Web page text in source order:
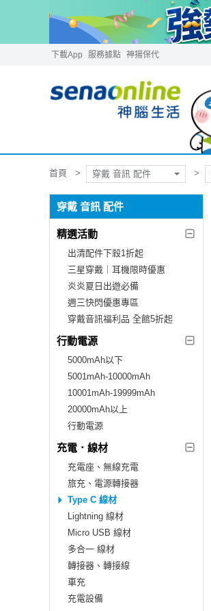
下載App 服務據點 神揚保代
首頁 穿戴 音訊 配件
穿戴 音訊 配件
精選活動
出清配件下殺1折起
三星穿戴｜耳機限時優惠
炎炎夏日出遊必備
週三快閃優惠專區
穿戴音訊福利品 全館5折起
行動電源
5000mAh以下
5001mAh-10000mAh
10001mAh-19999mAh
20000mAh以上
行動電源
充電．線材
充電座、無線充電
旅充、電源轉接器
Type C 線材
Lightning 線材
Micro USB 線材
多合一 線材
轉接器、轉接線
車充
充電設備